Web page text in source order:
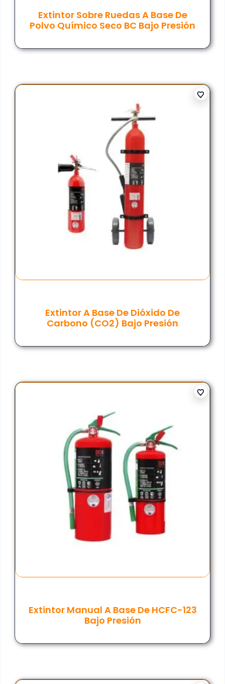
Extintor Sobre Ruedas A Base De
Polvo Químico Seco BC Bajo Presión
Extintor A Base De Dióxido De
Carbono (CO2) Bajo Presión
Extintor Manual A Base De HCFC-123
Bajo Presión